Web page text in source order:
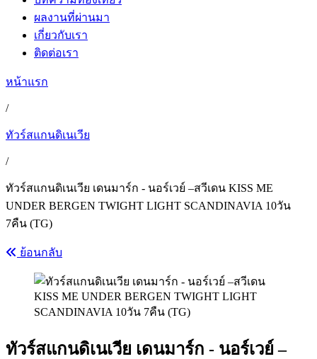
ผลงานที่ผ่านมา
เกี่ยวกับเรา
ติดต่อเรา
หน้าแรก
/
ทัวร์สแกนดิเนเวีย
/
ทัวร์สแกนดิเนเวีย เดนมาร์ก - นอร์เวย์ –สวีเดน KISS ME
UNDER BERGEN TWIGHT LIGHT SCANDINAVIA 10วัน
7คืน (TG)
ย้อนกลับ
ทัวร์สแกนดิเนเวีย เดนมาร์ก - นอร์เวย์ –